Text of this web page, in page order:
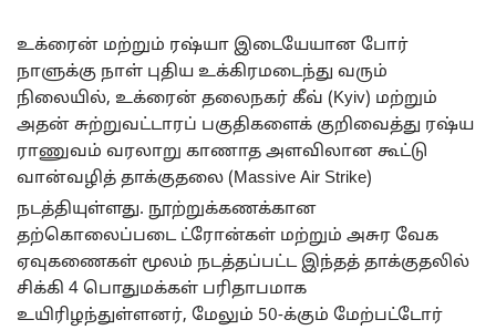
உக்ரைன் மற்றும் ரஷ்யா இடையேயான போர்
நாளுக்கு நாள் புதிய உக்கிரமடைந்து வரும்
நிலையில், உக்ரைன் தலைநகர் கீவ் (Kyiv) மற்றும்
அதன் சுற்றுவட்டாரப் பகுதிகளைக் குறிவைத்து ரஷ்ய
ராணுவம் வரலாறு காணாத அளவிலான கூட்டு
வான்வழித் தாக்குதலை (Massive Air Strike)
நடத்தியுள்ளது. நூற்றுக்கணக்கான
தற்கொலைப்படை ட்ரோன்கள் மற்றும் அசுர வேக
ஏவுகணைகள் மூலம் நடத்தப்பட்ட இந்தத் தாக்குதலில்
சிக்கி 4 பொதுமக்கள் பரிதாபமாக
உயிரிழந்துள்ளனர், மேலும் 50-க்கும் மேற்பட்டோர்